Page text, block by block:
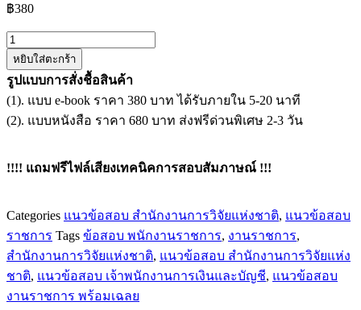
฿380
จำนวน
แนว
ข้อสอบ
เจ้า
พนักงาน
เงิน
ปฏิบัติ
งาน
สำนักงาน
การ
วิจัย
หยิบใส่ตะกร้า
รูปแบบการสั่งชื้อสินค้า
(1). แบบ e-book ราคา 380 บาท ได้รับภายใน 5-20 นาที
(2). แบบหนังสือ ราคา 680 บาท ส่งฟรีด่วนพิเศษ 2-3 วัน
!!!! แถมฟรีไฟล์เสียงเทคนิคการสอบสัมภาษณ์ !!!
Categories แนวข้อสอบ สำนักงานการวิจัยแห่งชาติ, แนวข้อสอบ
ราชการ Tags ข้อสอบ พนักงานราชการ, งานราชการ,
สำนักงานการวิจัยแห่งชาติ, แนวข้อสอบ สำนักงานการวิจัยแห่ง
ชาติ, แนวข้อสอบ เจ้าพนักงานการเงินและบัญชี, แนวข้อสอบ
งานราชการ พร้อมเฉลย